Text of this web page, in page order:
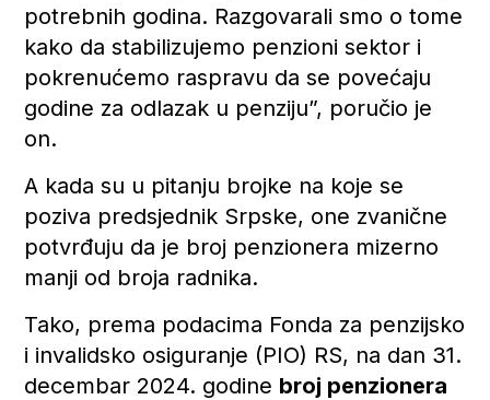
potrebnih godina. Razgovarali smo o tome
kako da stabilizujemo penzioni sektor i
pokrenućemo raspravu da se povećaju
godine za odlazak u penziju”, poručio je
on.
A kada su u pitanju brojke na koje se
poziva predsjednik Srpske, one zvanične
potvrđuju da je broj penzionera mizerno
manji od broja radnika.
Tako, prema podacima Fonda za penzijsko
i invalidsko osiguranje (PIO) RS, na dan 31.
decembar 2024. godine broj penzionera